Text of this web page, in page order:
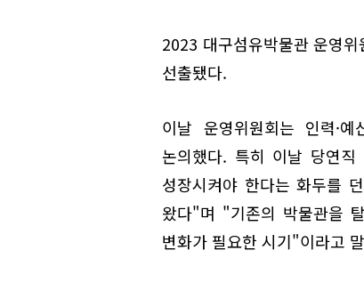
2023 대구섬유박물관 운영
선출됐다.
이날 운영위원회는 인력·
논의했다. 특히 이날 당연직
성장시켜야 한다는 화두를
왔다"며 "기존의 박물관을
변화가 필요한 시기"이라고